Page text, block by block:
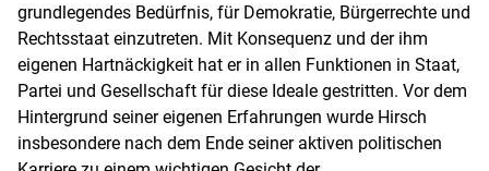
grundlegendes Bedürfnis, für Demokratie, Bürgerrechte und
Rechtsstaat einzutreten. Mit Konsequenz und der ihm
eigenen Hartnäckigkeit hat er in allen Funktionen in Staat,
Partei und Gesellschaft für diese Ideale gestritten. Vor dem
Hintergrund seiner eigenen Erfahrungen wurde Hirsch
insbesondere nach dem Ende seiner aktiven politischen